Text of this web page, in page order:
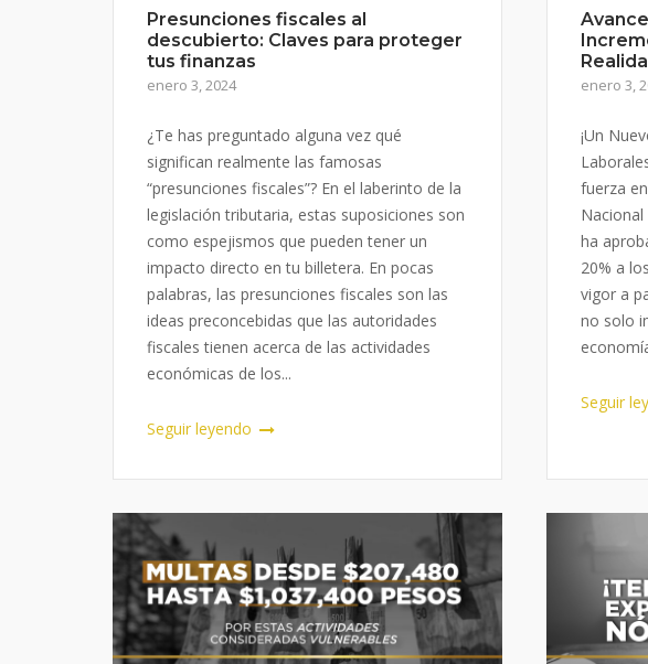
Presunciones fiscales al
descubierto: Claves para proteger
tus finanzas
enero 3, 2024
¿Te has preguntado alguna vez qué
significan realmente las famosas
“presunciones fiscales”? En el laberinto de la
legislación tributaria, estas suposiciones son
como espejismos que pueden tener un
impacto directo en tu billetera. En pocas
palabras, las presunciones fiscales son las
ideas preconcebidas que las autoridades
fiscales tienen acerca de las actividades
económicas de los...
Seguir leyendo
enero 3,
¡Un
fuerza
Nacional
ha
20% a
vigor a
no solo
Seguir